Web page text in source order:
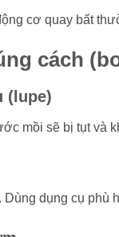
cơ quay bất
cách
(lupe)
mồi sẽ bị tụt và
dụng cụ phù